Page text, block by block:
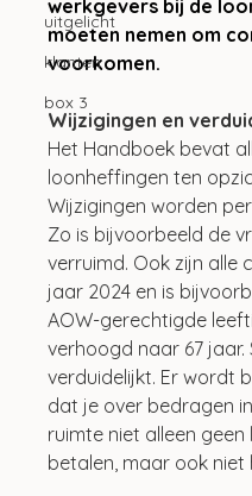
uitgelicht
klanten
box 3
werkgevers bij de
moeten nemen om
voorkomen.
Wijzigingen en
Het Handboek bevat
loonheffingen ten
Wijzigingen worden
Zo is bijvoorbeeld de
verruimd. Ook zijn alle
jaar 2024 en is
AOW-gerechtigde
verhoogd naar 67 jaar.
verduidelijkt. Er wordt
dat je over bedragen
ruimte niet alleen
betalen, maar ook niet